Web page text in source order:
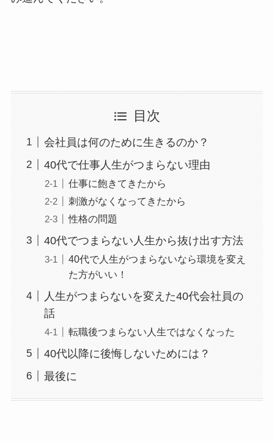
目次
会社員は何のために生きるのか？
40代で仕事人生がつまらない理由
仕事に飽きてきたから
刺激がなくなってきたから
性格の問題
40代でつまらない人生から抜け出す方法
40代で人生がつまらないなら環境を変え
た方がいい！
人生がつまらないを変えた40代会社員の
話
転職後つまらない人生ではなくなった
40代以降に後悔しないためには？
最後に